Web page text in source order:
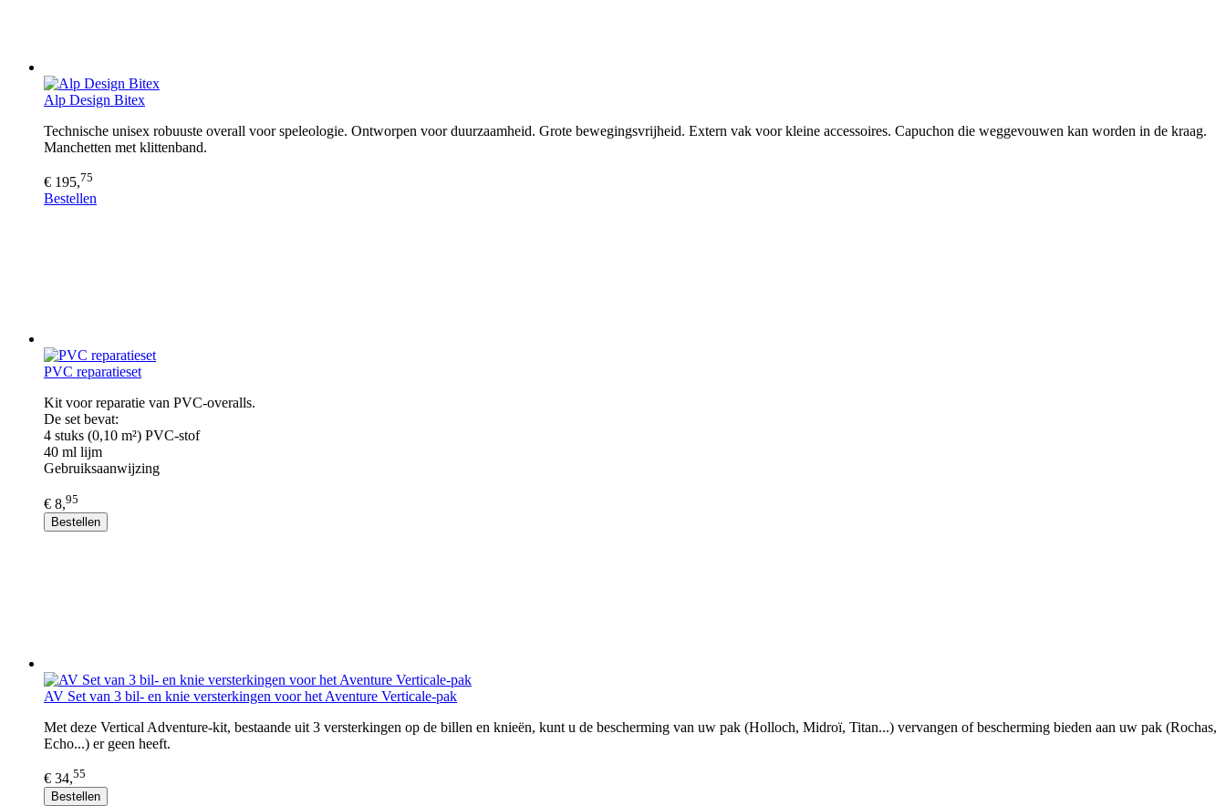
Alp Design Bitex
Technische unisex robuuste overall voor speleologie. Ontworpen voor duurzaamheid. Grote bewegingsvrijheid. Extern vak voor kleine accessoires. Capuchon die weggevouwen kan worden in de kraag.
Manchetten met klittenband.
€ 195,75
Bestellen
PVC reparatieset
Kit voor reparatie van PVC-overalls.
De set bevat:
4 stuks (0,10 m²) PVC-stof
40 ml lijm
Gebruiksaanwijzing
€ 8,95
Bestellen
AV ​Set van 3 bil- en knie versterkingen voor het Aventure Verticale-pak
Met deze Vertical Adventure-kit, bestaande uit 3 versterkingen op de billen en knieën, kunt u de bescherming van uw pak (Holloch, Midroï, Titan...) vervangen of bescherming bieden aan uw pak (Rochas,
Echo...) er geen heeft.
€ 34,55
Bestellen